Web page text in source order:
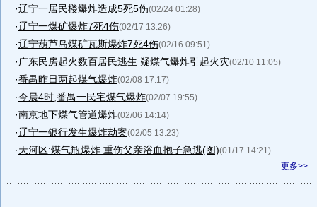
·辽宁一居民楼爆炸造成5死5伤(02/24 01:28)
·辽宁一煤矿爆炸7死4伤(02/17 13:26)
·辽宁葫芦岛煤矿瓦斯爆炸7死4伤(02/16 09:51)
· 广东民房起火数百居民逃生 疑煤气爆炸引起火灾(02/10 11:05)
·番禺昨日两起煤气爆炸(02/08 17:17)
·今晨4时,番禺一民宅煤气爆炸(02/07 19:55)
·南京地下煤气管道爆炸(02/06 14:14)
·辽宁一银行发生爆炸劫案(02/05 13:23)
·天河区:煤气瓶爆炸 重伤父亲浴血抱子急逃(图)(01/17 14:21)
更多>>